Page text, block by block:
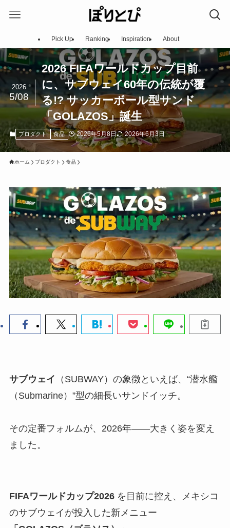
Pick Up Ranking Inspiration About
2026 FIFAワールドカップ目前
に、サブウェイ60年の伝統が覆
る!? サッカーボール型サンド
「GOLAZOS」誕生
2026
5/08
プロダクト 食品 2026年5月8日 2026年6月3日
ホーム プロダクト 食品
サブウェイ （SUBWAY）の象徴といえば、“潜水艦
（Submarine）”型の細長いサンドイッチ。
その定番フォルムが、2026年——大きく姿を変え
ました。
FIFAワールドカップ2026を目前に控え、メキシコ
のサブウェイが投入した新メニュー